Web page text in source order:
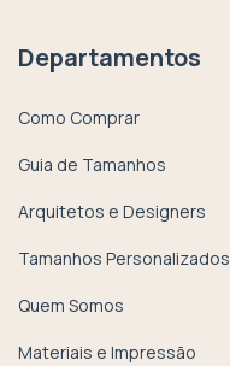
Departamentos
Como Comprar
Guia de Tamanhos
Arquitetos e Designers
Tamanhos Personalizados
Quem Somos
Materiais e Impressão